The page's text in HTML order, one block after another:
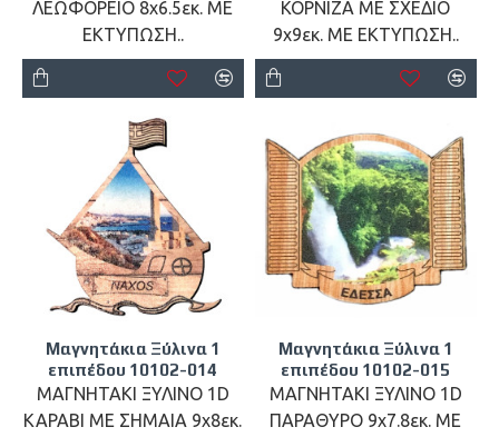
ΛΕΩΦΟΡΕΙΟ 8x6.5εκ. ΜΕ
ΕΚΤΥΠΩΣΗ..
ΚΟΡΝΙΖΑ ΜΕ ΣΧΕΔΙΟ
9x9εκ. ΜΕ ΕΚΤΥΠΩΣΗ..
Μαγνητάκια Ξύλινα 1
επιπέδου 10102-014
ΜΑΓΝΗΤΑΚΙ ΞΥΛΙΝΟ 1D
ΚΑΡΑΒΙ ΜΕ ΣΗΜΑΙΑ 9x8εκ.
Μαγνητάκια Ξύλινα 1
επιπέδου 10102-015
ΜΑΓΝΗΤΑΚΙ ΞΥΛΙΝΟ 1D
ΠΑΡΑΘΥΡΟ 9x7.8εκ. ΜΕ